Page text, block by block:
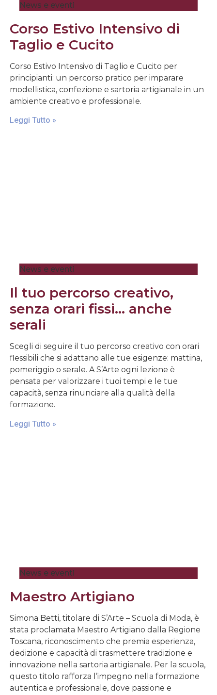
News e eventi
Corso Estivo Intensivo di
Taglio e Cucito
Corso Estivo Intensivo di Taglio e Cucito per
principianti: un percorso pratico per imparare
modellistica, confezione e sartoria artigianale in un
ambiente creativo e professionale.
Leggi Tutto »
News e eventi
Il tuo percorso creativo,
senza orari fissi… anche
serali
Scegli di seguire il tuo percorso creativo con orari
flessibili che si adattano alle tue esigenze: mattina,
pomeriggio o serale. A S’Arte ogni lezione è
pensata per valorizzare i tuoi tempi e le tue
capacità, senza rinunciare alla qualità della
formazione.
Leggi Tutto »
News e eventi
Maestro Artigiano
Simona Betti, titolare di S’Arte – Scuola di Moda, è
stata proclamata Maestro Artigiano dalla Regione
Toscana, riconoscimento che premia esperienza,
dedizione e capacità di trasmettere tradizione e
innovazione nella sartoria artigianale. Per la scuola,
questo titolo rafforza l’impegno nella formazione
autentica e professionale, dove passione e